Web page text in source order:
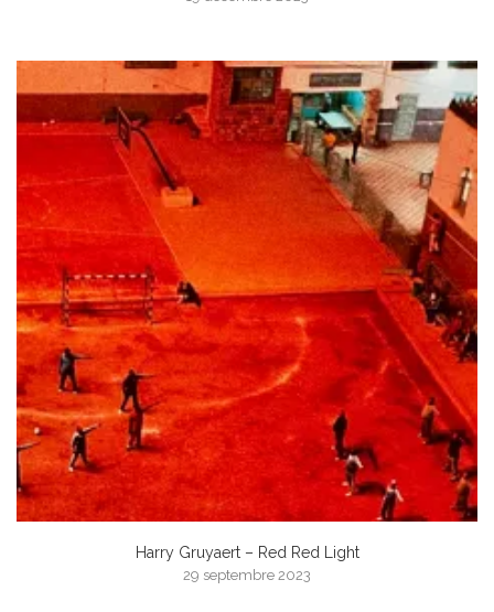
Harry Gruyaert – Red Red Light
29 septembre 2023